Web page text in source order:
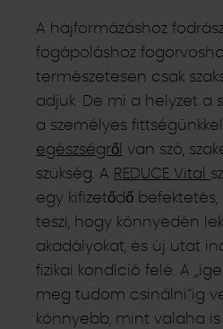
A hajformázáshoz
fogápoláshoz
természetesen csak
adjuk. De mi a helyzet a
a személyes
egészségről van szó,
szükség. A REDUCE Vital
egy kifizetődő
teszi, hogy könnyedén
akadályokat, és új utat
fizikai kondíció felé. A
meg tudom csinálni”ig
könnyebb, mint valaha